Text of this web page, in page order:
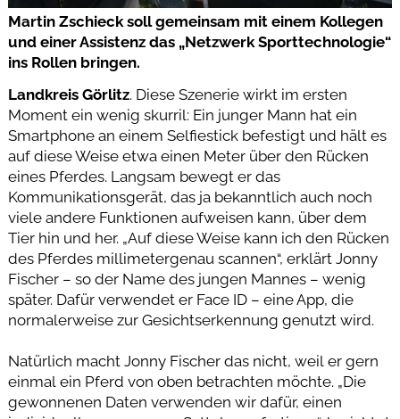
Martin Zschieck soll gemeinsam mit einem Kollegen
und einer Assistenz das „Netzwerk Sporttechnologie“
ins Rollen bringen.
Landkreis Görlitz. Diese Szenerie wirkt im ersten
Moment ein wenig skurril: Ein junger Mann hat ein
Smartphone an einem Selfiestick befestigt und hält es
auf diese Weise etwa einen Meter über den Rücken
eines Pferdes. Langsam bewegt er das
Kommunikationsgerät, das ja bekanntlich auch noch
viele andere Funktionen aufweisen kann, über dem
Tier hin und her. „Auf diese Weise kann ich den Rücken
des Pferdes millimetergenau scannen“, erklärt Jonny
Fischer – so der Name des jungen Mannes – wenig
später. Dafür verwendet er Face ID – eine App, die
normalerweise zur Gesichtserkennung genutzt wird.
Natürlich macht Jonny Fischer das nicht, weil er gern
einmal ein Pferd von oben betrachten möchte. „Die
gewonnenen Daten verwenden wir dafür, einen